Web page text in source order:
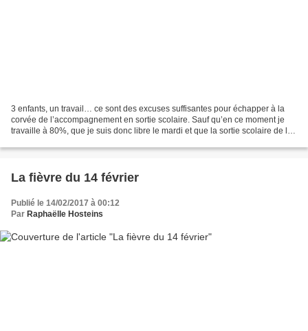
3 enfants, un travail… ce sont des excuses suffisantes pour échapper à la
corvée de l’accompagnement en sortie scolaire. Sauf qu’en ce moment je
travaille à 80%, que je suis donc libre le mardi et que la sortie scolaire de la
La fièvre du 14 février
Publié le 14/02/2017 à 00:12
Par Raphaëlle Hosteins